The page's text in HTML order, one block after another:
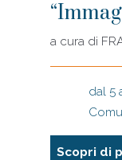
a cura di
dal 5
Scopri di